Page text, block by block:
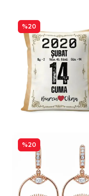
%20
%20